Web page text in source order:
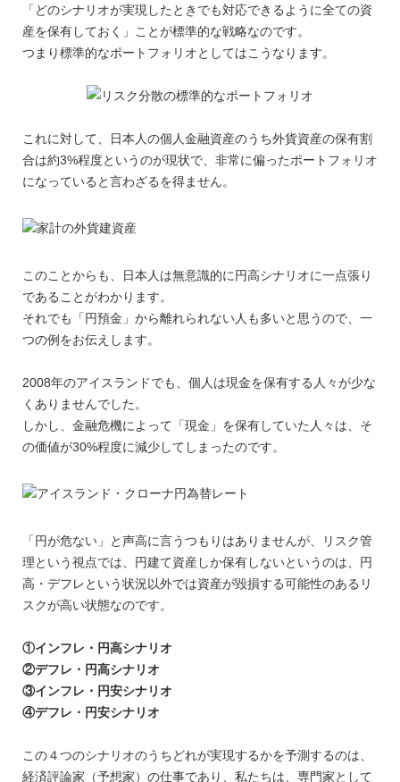
「どのシナリオが実現したときでも対応できるように全ての資
産を保有しておく」ことが標準的な戦略なのです。
つまり標準的なポートフォリオとしてはこうなります。
これに対して、日本人の個人金融資産のうち外貨資産の保有割
合は約3%程度というのが現状で、非常に偏ったポートフォリオ
になっていると言わざるを得ません。
このことからも、日本人は無意識的に円高シナリオに一点張り
であることがわかります。
それでも「円預金」から離れられない人も多いと思うので、一
つの例をお伝えします。
2008年のアイスランドでも、個人は現金を保有する人々が少な
くありませんでした。
しかし、金融危機によって「現金」を保有していた人々は、そ
の価値が30%程度に減少してしまったのです。
「円が危ない」と声高に言うつもりはありませんが、リスク管
理という視点では、円建て資産しか保有しないというのは、円
高・デフレという状況以外では資産が毀損する可能性のあるリ
スクが高い状態なのです。
①インフレ・円高シナリオ
②デフレ・円高シナリオ
③インフレ・円安シナリオ
④デフレ・円安シナリオ
この４つのシナリオのうちどれが実現するかを予測するのは、
経済評論家（予想家）の仕事であり、私たちは、専門家として